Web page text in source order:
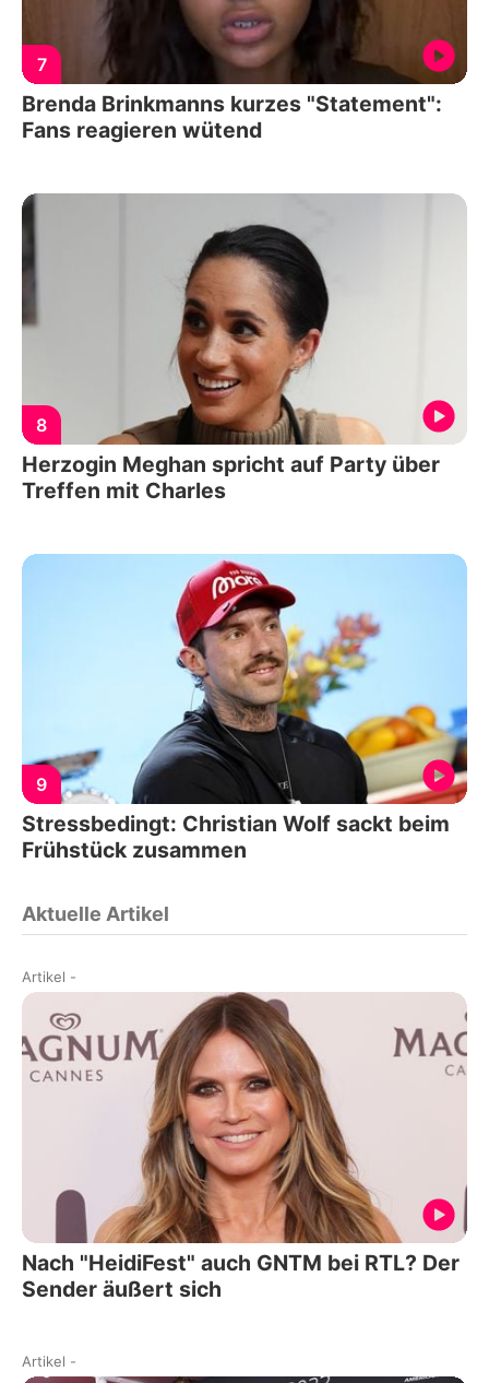
7
Brenda Brinkmanns kurzes "Statement":
Fans reagieren wütend
8
Herzogin Meghan spricht auf Party über
Treffen mit Charles
9
Stressbedingt: Christian Wolf sackt beim
Frühstück zusammen
Aktuelle Artikel
Artikel -
Nach "HeidiFest" auch GNTM bei RTL? Der
Sender äußert sich
Artikel -